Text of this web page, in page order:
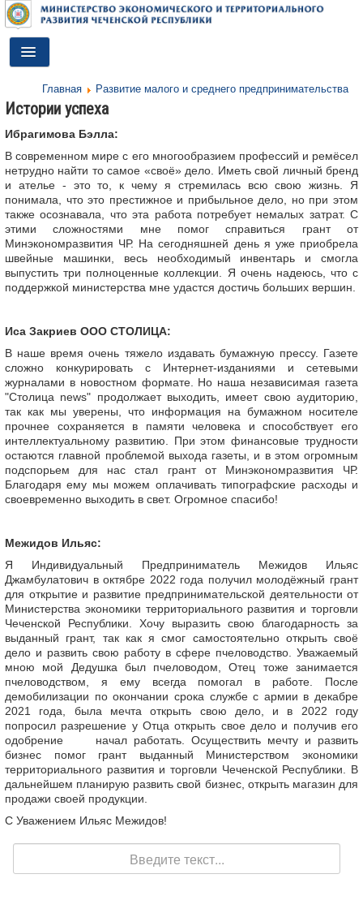
Toggle
Navigation
ДЕЯТЕЛЬНОСТЬ
О МИНИСТЕРСТВЕ
ДОКУМЕНТЫ
ПРЕСС-ЦЕНТР
ПРОТИВОДЕЙСТВИЕ КОРРУПЦИИ
АНТИТЕРРОР
КОНТАКТЫ
ОБРАТНАЯ СВЯЗЬ
Главная Развитие малого и среднего предпринимательства
Истории успеха
Ибрагимова Бэлла:
В современном мире с его многообразием профессий и ремёсел
нетрудно найти то самое «своё» дело. Иметь свой личный бренд
и ателье - это то, к чему я стремилась всю свою жизнь. Я
понимала, что это престижное и прибыльное дело, но при этом
также осознавала, что эта работа потребует немалых затрат. С
этими сложностями мне помог справиться грант от
Минэкономразвития ЧР. На сегодняшней день я уже приобрела
швейные машинки, весь необходимый инвентарь и смогла
выпустить три полноценные коллекции. Я очень надеюсь, что с
поддержкой министерства мне удастся достичь больших вершин.
Иса Закриев ООО СТОЛИЦА:
В наше время очень тяжело издавать бумажную прессу. Газете
сложно конкурировать с Интернет-изданиями и сетевыми
журналами в новостном формате. Но наша независимая газета
"Столица news" продолжает выходить, имеет свою аудиторию,
так как мы уверены, что информация на бумажном носителе
прочнее сохраняется в памяти человека и способствует его
интеллектуальному развитию. При этом финансовые трудности
остаются главной проблемой выхода газеты, и в этом огромным
подспорьем для нас стал грант от Минэкономразвития ЧР.
Благодаря ему мы можем оплачивать типографские расходы и
своевременно выходить в свет. Огромное спасибо!
Межидов Ильяс:
Я Индивидуальный Предприниматель Межидов Ильяс
Джамбулатович в октябре 2022 года получил молодёжный грант
для открытие и развитие предпринимательской деятельности от
Министерства экономики территориального развития и торговли
Чеченской Республики. Хочу выразить свою благодарность за
выданный грант, так как я смог самостоятельно открыть своё
дело и развить свою работу в сфере пчеловодство. Уважаемый
мною мой Дедушка был пчеловодом, Отец тоже занимается
пчеловодством, я ему всегда помогал в работе. После
демобилизации по окончании срока службе с армии в декабре
2021 года, была мечта открыть свою дело, и в 2022 году
попросил разрешение у Отца открыть свое дело и получив его
одобрение начал работать. Осуществить мечту и развить
бизнес помог грант выданный Министерством экономики
территориального развития и торговли Чеченской Республики. В
дальнейшем планирую развить свой бизнес, открыть магазин для
продажи своей продукции.
С Уважением Ильяс Межидов!